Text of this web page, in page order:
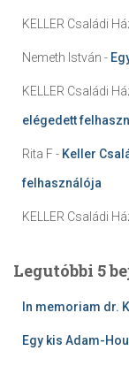
KELLER Családi
Nemeth István -
KELLER Családi
elégedett
Rita F- Keller
felhasználója
KELLER Családi
Legutóbbi 5
In memoriam dr.
Egy kis Adam-